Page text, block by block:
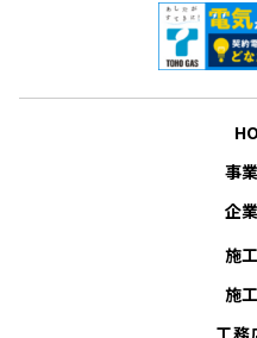
事
企
施
施
工務